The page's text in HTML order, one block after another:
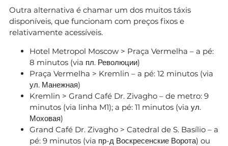
Outra alternativa é chamar um dos muitos táxis
disponíveis, que funcionam com preços fixos e
relativamente acessíveis.
Hotel Metropol Moscow > Praça Vermelha – a pé:
8 minutos (via пл. Революции)
Praça Vermelha > Kremlin – a pé: 12 minutos (via
ул. Манежная)
Kremlin > Grand Café Dr. Zivagho – de metro: 9
minutos (via linha M1); a pé: 11 minutos (via ул.
Моховая)
Grand Café Dr. Zivagho > Catedral de S. Basílio – a
pé: 9 minutos (via пр-д Воскресенские Ворота) ou